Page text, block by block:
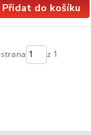
Přidat do košíku
strana z 1